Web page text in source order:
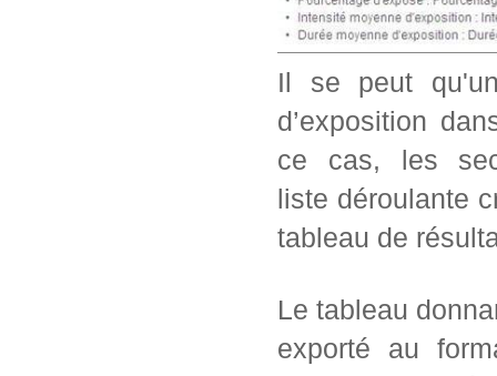
Il se peut
d’exposition
ce cas, les
liste déroulante
tableau de
Le tableau
exporté au